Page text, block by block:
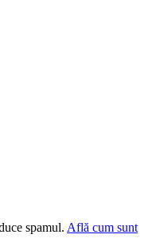
spamul. Află cum sunt